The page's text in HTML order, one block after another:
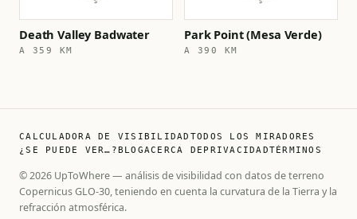
Death Valley Badwater
A 359 KM
Park Point (Mesa Verde)
A 390 KM
CALCULADORA DE VISIBILIDAD TODOS LOS MIRADORES
¿SE PUEDE VER…?BLOGACERCA DE PRIVACIDADTÉRMINOS
© 2026 UpToWhere — análisis de visibilidad con datos de terreno
Copernicus GLO-30, teniendo en cuenta la curvatura de la Tierra y la
refracción atmosférica.